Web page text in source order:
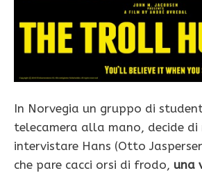
In Norvegia un gruppo di
telecamera alla mano, decide di
intervistare Hans (Otto
che pare cacci orsi di frodo, una